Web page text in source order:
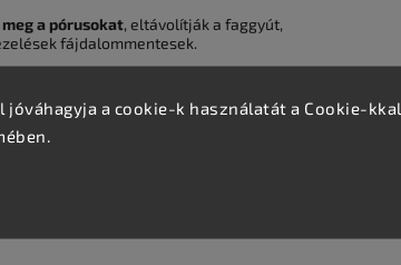
a cookie-k használatát a Cookie-kkal
a pórusokat, eltávolítják a faggyút,
fájdalommentesek.
fokozását